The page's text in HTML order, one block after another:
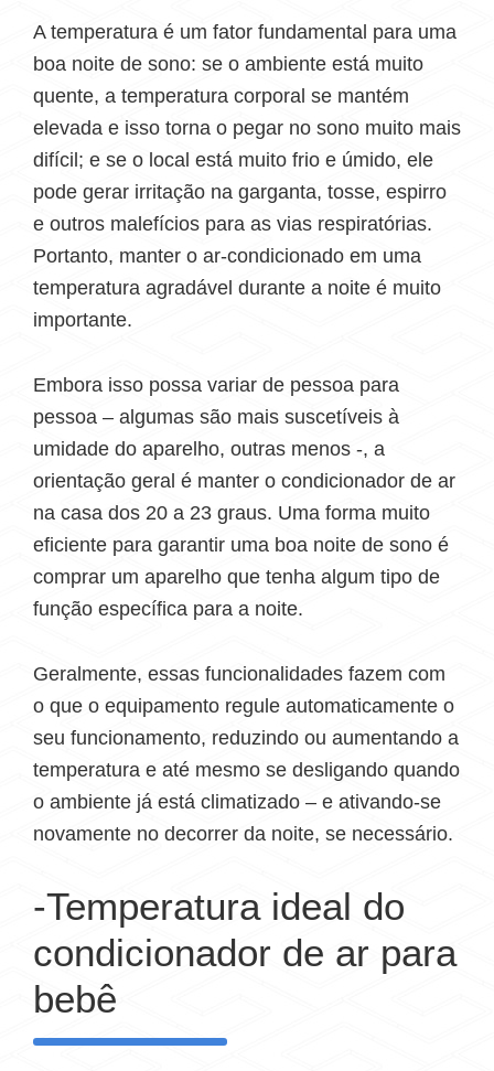
A temperatura é um fator fundamental para uma
boa noite de sono: se o ambiente está muito
quente, a temperatura corporal se mantém
elevada e isso torna o pegar no sono muito mais
difícil; e se o local está muito frio e úmido, ele
pode gerar irritação na garganta, tosse, espirro
e outros malefícios para as vias respiratórias.
Portanto, manter o ar-condicionado em uma
temperatura agradável durante a noite é muito
importante.
Embora isso possa variar de pessoa para
pessoa – algumas são mais suscetíveis à
umidade do aparelho, outras menos -, a
orientação geral é manter o condicionador de ar
na casa dos 20 a 23 graus. Uma forma muito
eficiente para garantir uma boa noite de sono é
comprar um aparelho que tenha algum tipo de
função específica para a noite.
Geralmente, essas funcionalidades fazem com
o que o equipamento regule automaticamente o
seu funcionamento, reduzindo ou aumentando a
temperatura e até mesmo se desligando quando
o ambiente já está climatizado – e ativando-se
novamente no decorrer da noite, se necessário.
-Temperatura ideal do
condicionador de ar para
bebê